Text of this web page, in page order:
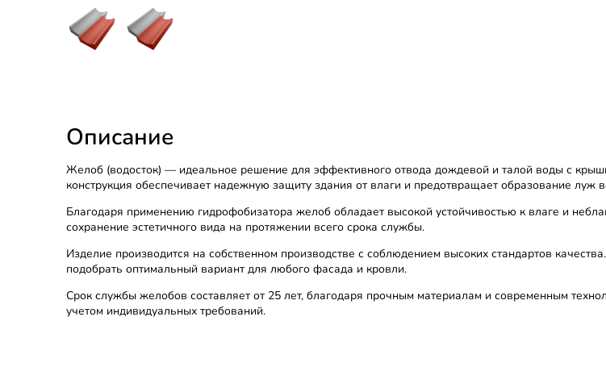
Описание
Желоб (водосток) — идеальное решение для эффективного отвода дождевой и талой воды с
конструкция обеспечивает надежную защиту здания от влаги и предотвращает образование луж
Благодаря применению гидрофобизатора желоб обладает высокой устойчивостью к влаге и
сохранение эстетичного вида на протяжении всего срока службы.
Изделие производится на собственном производстве с соблюдением высоких стандартов
подобрать оптимальный вариант для любого фасада и кровли.
Срок службы желобов составляет от 25 лет, благодаря прочным материалам и современным
учетом индивидуальных требований.
*